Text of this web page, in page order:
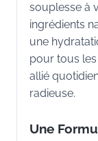
souplesse à
ingrédients
une
pour tous
allié
radieuse.
Une